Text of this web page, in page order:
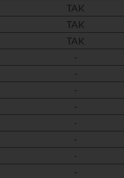
TAK
TAK
TAK
-
-
-
-
-
-
-
-